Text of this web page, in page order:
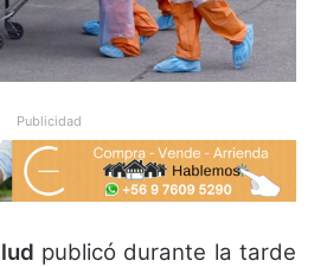
Publicidad
publicó durante la tarde